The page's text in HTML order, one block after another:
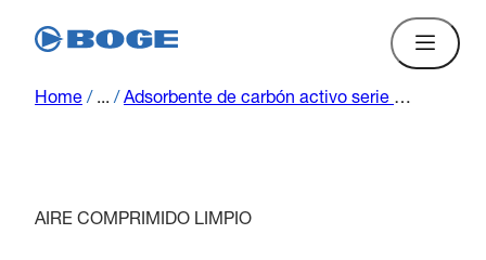
Home / ... / Adsorbente de carbón activo serie DCZ..-2
AIRE COMPRIMIDO LIMPIO